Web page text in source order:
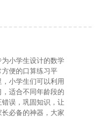
小学生设计的数学
便的口算练习平
小学生们可以利用
适合不同年龄段的
误，巩固知识，让
必备的神器，大家